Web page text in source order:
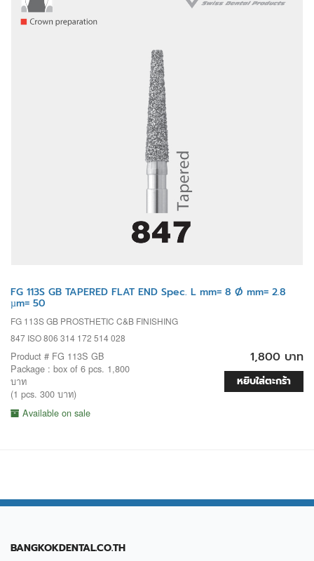
FG 113S GB TAPERED FLAT END Spec. L mm= 8 Ø mm= 2.8
µm= 50
FG 113S GB PROSTHETIC C&B FINISHING
847 ISO 806 314 172 514 028
Product # FG 113S GB
Package : box of 6 pcs. 1,800
บาท
(1 pcs. 300 บาท)
Available on sale
1,800 บาท
หยิบใส่ตะกร้า
BANGKOKDENTAL.CO.TH